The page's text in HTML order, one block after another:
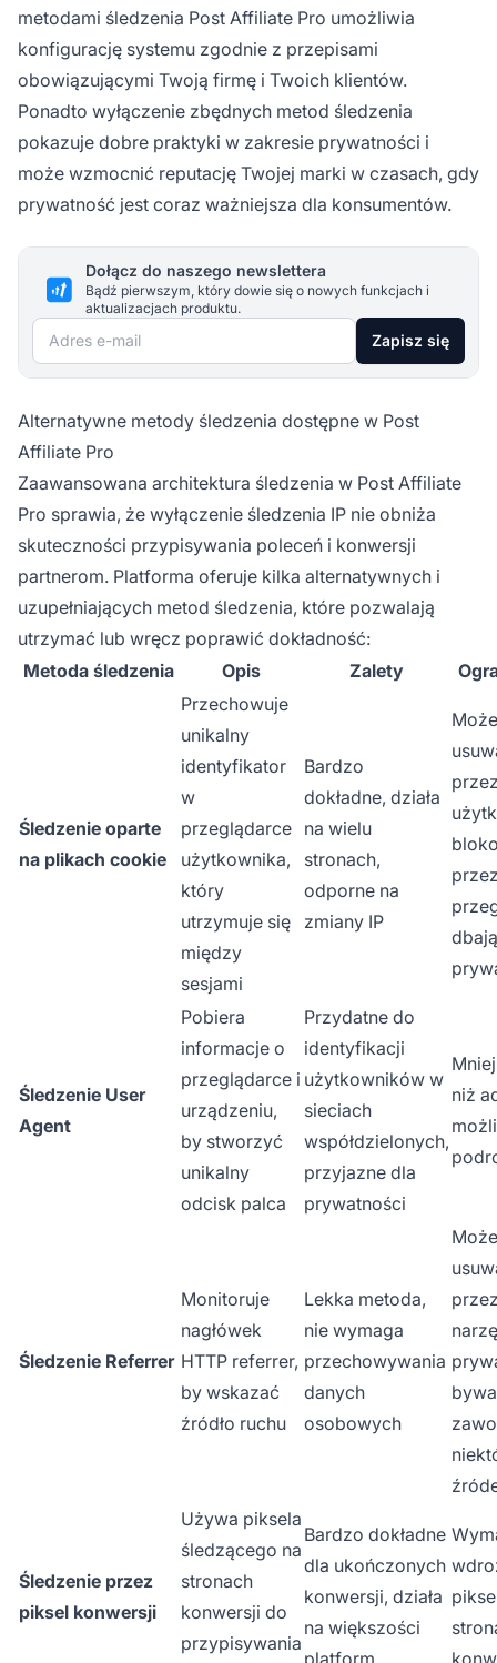
metodami śledzenia Post Affiliate Pro umożliwia
konfigurację systemu zgodnie z przepisami
obowiązującymi Twoją firmę i Twoich klientów.
Ponadto wyłączenie zbędnych metod śledzenia
pokazuje dobre praktyki w zakresie prywatności i
może wzmocnić reputację Twojej marki w czasach, gdy
prywatność jest coraz ważniejsza dla konsumentów.
Dołącz do naszego newslettera
Bądź pierwszym, który dowie się o nowych funkcjach i
aktualizacjach produktu.
Adres e-mail Zapisz się
Alternatywne metody śledzenia dostępne w Post
Affiliate Pro
Zaawansowana architektura śledzenia w Post Affiliate
Pro sprawia, że wyłączenie śledzenia IP nie obniża
skuteczności przypisywania poleceń i konwersji
partnerom. Platforma oferuje kilka alternatywnych i
uzupełniających metod śledzenia, które pozwalają
utrzymać lub wręcz poprawić dokładność:
Metoda śledzenia
Opis Zalety
Śledzenie oparte
na plikach cookie
Przechowuje
unikalny
identyfikator
w
przeglądarce
użytkownika,
który
utrzymuje się
między
sesjami
Bardzo
dokładne, działa
na wielu
stronach,
odporne na
zmiany IP
Śledzenie User
Agent
Pobiera
informacje o
przeglądarce i
urządzeniu,
by stworzyć
unikalny
odcisk palca
Przydatne do
identyfikacji
użytkowników w
sieciach
współdzielonych,
przyjazne dla
prywatności
niż
Śledzenie Referrer
Monitoruje
nagłówek
HTTP referrer,
by wskazać
źródło ruchu
Lekka metoda,
nie wymaga
przechowywania
danych
osobowych
bywa
Śledzenie przez
piksel konwersji
Używa piksela
śledzącego na
stronach
konwersji do
przypisywania
Bardzo dokładne
dla ukończonych
konwersji, działa
na większości